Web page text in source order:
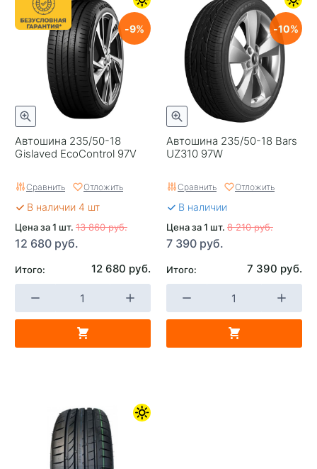
Автошина 235/50-18
Gislaved EcoControl 97V
9
Сравнить Отложить
В наличии 4 шт
Цена за 1 шт. 13 860 руб.
12 680 руб.
Итого: 12 680 руб.
Автошина 235/50-18 Bars
UZ310 97W
10
Сравнить Отложить
В наличии
Цена за 1 шт. 8 210 руб.
7 390 руб.
Итого: 7 390 руб.